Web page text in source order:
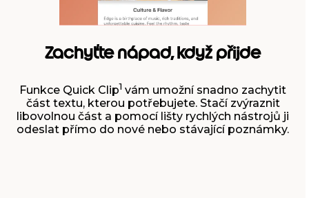
Zachyťte nápad, když přijde
Funkce Quick Clip1 vám umožní snadno zachytit
část textu, kterou potřebujete. Stačí zvýraznit
libovolnou část a pomocí lišty rychlých nástrojů ji
odeslat přímo do nové nebo stávající poznámky.